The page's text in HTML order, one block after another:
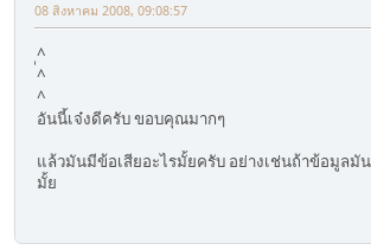
echo "Found $rows<br>";
08 สิงหาคม 2008, 09:08:57
ู^
^
^
อันนี้เจ๋งดีครับ ขอบคุณมากๆ
แล้วมันมีข้อเสียอะไรมั้ยครับ อย่างเช่นถ้าข้อมูลมั
มั้ย